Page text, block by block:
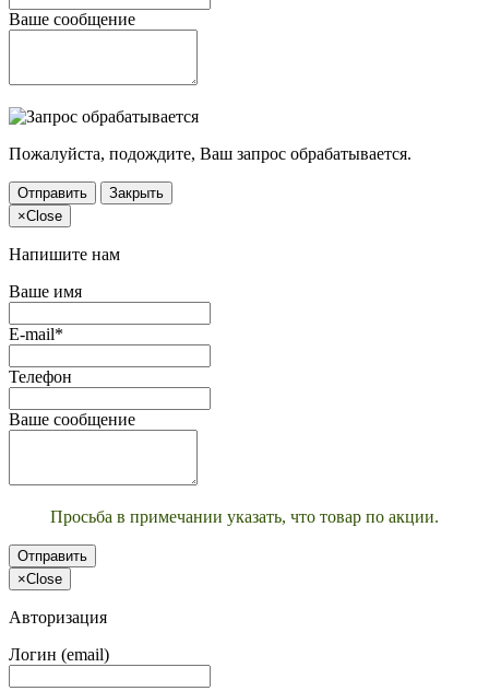
Ваше сообщение
Пожалуйста, подождите, Ваш запрос обрабатывается.
Отправить
Закрыть
×Close
Напишите нам
Ваше имя
E-mail*
Телефон
Ваше сообщение
Просьба в примечании указать, что товар по акции.
Отправить
×Close
Авторизация
Логин (email)